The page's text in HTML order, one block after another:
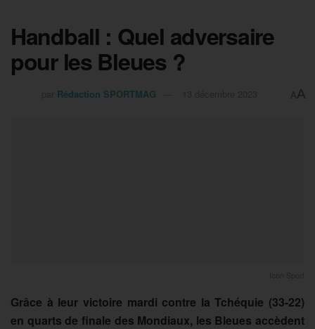
Handball : Quel adversaire
pour les Bleues ?
Rédaction SPORTMAG AA
Grâce à leur victoire mardi contre la Tchéquie (33-22)
en quarts de finale des Mondiaux, les Bleues accèdent